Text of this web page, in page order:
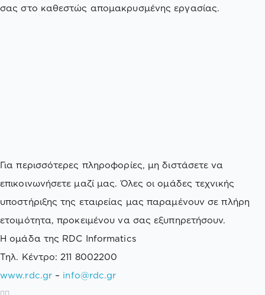
σας στο καθεστώς απομακρυσμένης εργασίας.
Για περισσότερες πληροφορίες, μη διστάσετε να
επικοινωνήσετε μαζί μας. Όλες οι ομάδες τεχνικής
υποστήριξης της εταιρείας μας παραμένουν σε πλήρη
ετοιμότητα, προκειμένου να σας εξυπηρετήσουν.
Η ομάδα της RDC Informatics
Τηλ. Κέντρο: 211 8002200
www.rdc.gr – info@rdc.gr